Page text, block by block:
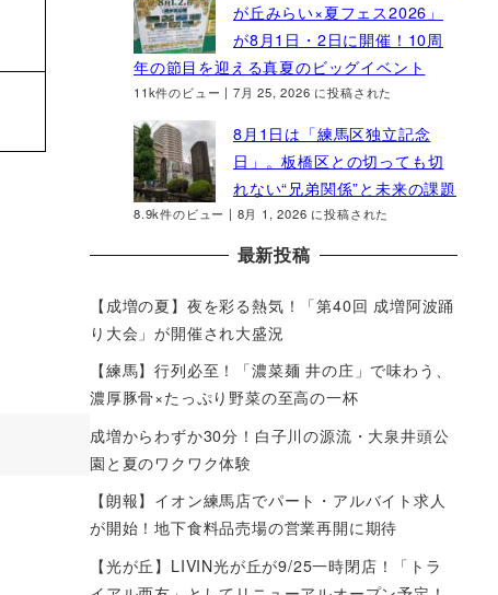
が丘みらい×夏フェス2026」
が8月1日・2日に開催！10周
年の節目を迎える真夏のビッグイベント
11k件のビュー | 7月 25, 2026 に投稿された
8月1日は「練馬区独立記念
日」。板橋区との切っても切
れない“兄弟関係”と未来の課題
8.9k件のビュー | 8月 1, 2026 に投稿された
最新投稿
【成増の夏】夜を彩る熱気！「第40回 成増阿波踊
り大会」が開催され大盛況
【練馬】行列必至！「濃菜麺 井の庄」で味わう、
濃厚豚骨×たっぷり野菜の至高の一杯
成増からわずか30分！白子川の源流・大泉井頭公
園と夏のワクワク体験
【朗報】イオン練馬店でパート・アルバイト求人
が開始！地下食料品売場の営業再開に期待
【光が丘】LIVIN光が丘が9/25一時閉店！「トラ